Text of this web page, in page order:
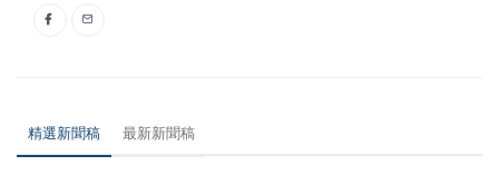
精選新聞稿 最新新聞稿